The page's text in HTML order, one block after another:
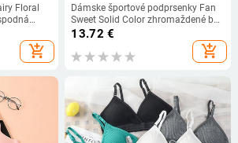
Floral
luxusná
add_shopping_cart
Dámske športové podprsenky Fan
Sweet Solid Color zhromaždené bez
oceľového krúžku, bežecká vesta,
nárazuvzdorná spodná bielizeň
13.72 €
add_shopping_cart